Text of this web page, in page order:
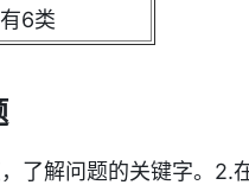
6类
了解问题的关键字。2.